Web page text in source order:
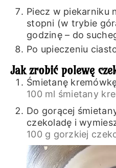
Piecz w piekarniku
stopni (w trybie
godzinę – do
Po upieczeniu
Jak zrobić polewę
Śmietanę
100 ml śmietany
Do gorącej
czekoladę i
100 g gorzkiej